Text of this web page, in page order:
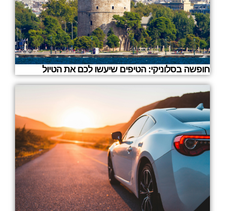
חופשה בסלוניקי: הטיפים שיעשו לכם את הטיול